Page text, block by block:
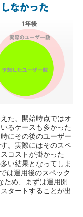
た、開始時点ではオ
るケースも多かった
にその後のユーザー
。実際にはそのスペ
コストが掛かった
い結果となってしま
は運用後のスペック
ため、まずは運用開
タートすることが出